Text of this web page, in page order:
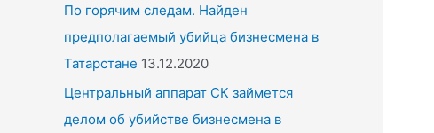
По горячим следам. Найден
предполагаемый убийца бизнесмена в
Татарстане 13.12.2020
Центральный аппарат СК займется
делом об убийстве бизнесмена в